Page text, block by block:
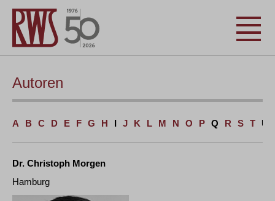
Autoren
A B C D E F G H I J K L M N O P Q R S T U
Dr. Christoph Morgen
Hamburg